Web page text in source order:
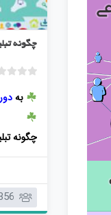
چگونه
به
چگونه
برای